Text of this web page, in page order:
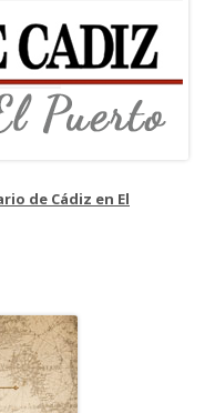
de Cádiz en El